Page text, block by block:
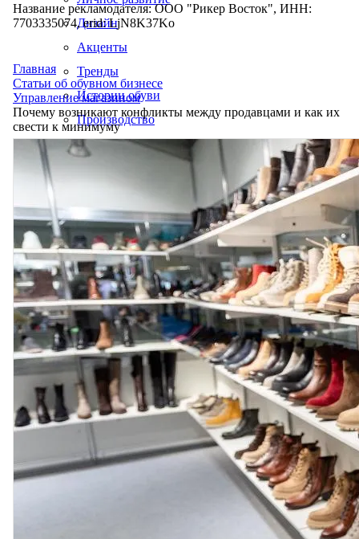
Дизайн
Акценты
Тренды
Истории обуви
Производство
Название рекламодателя: ООО "Рикер Восток", ИНН:
7703335074, erid: LjN8K37Ko
Главная
Статьи об обувном бизнесе
Управление магазином
Почему возникают конфликты между продавцами и как их
свести к минимуму